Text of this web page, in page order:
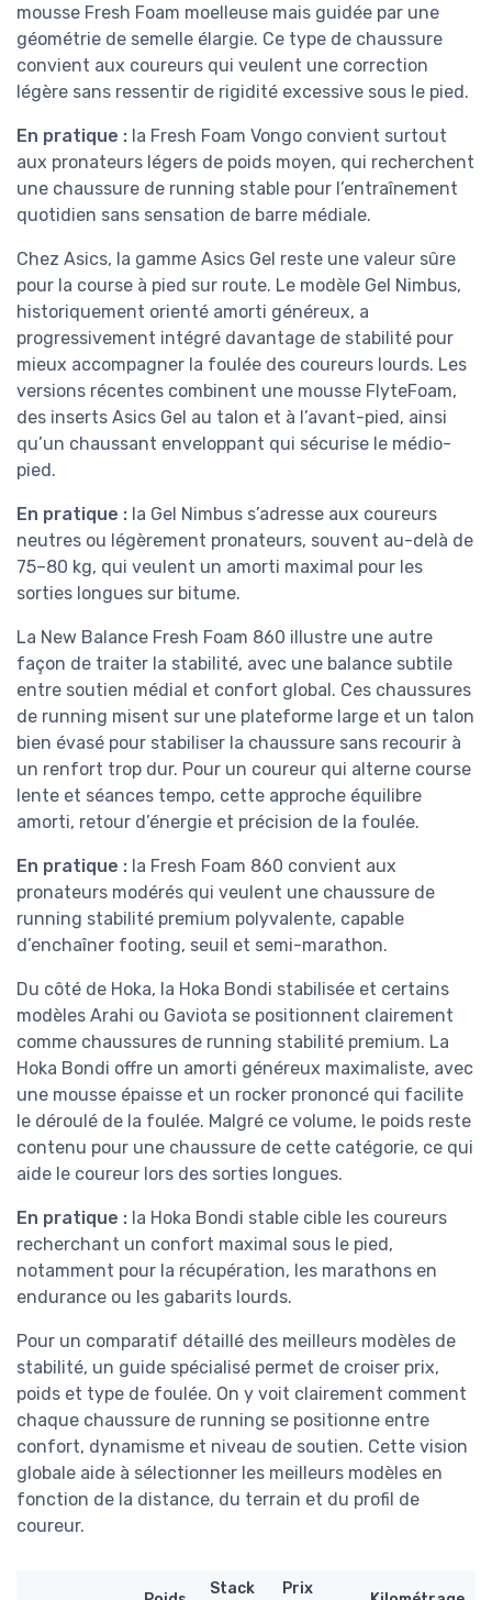
mousse Fresh Foam moelleuse mais guidée par une
géométrie de semelle élargie. Ce type de chaussure
convient aux coureurs qui veulent une correction
légère sans ressentir de rigidité excessive sous le pied.
En pratique : la Fresh Foam Vongo convient surtout
aux pronateurs légers de poids moyen, qui recherchent
une chaussure de running stable pour l’entraînement
quotidien sans sensation de barre médiale.
Chez Asics, la gamme Asics Gel reste une valeur sûre
pour la course à pied sur route. Le modèle Gel Nimbus,
historiquement orienté amorti généreux, a
progressivement intégré davantage de stabilité pour
mieux accompagner la foulée des coureurs lourds. Les
versions récentes combinent une mousse FlyteFoam,
des inserts Asics Gel au talon et à l’avant-pied, ainsi
qu’un chaussant enveloppant qui sécurise le médio-
pied.
En pratique : la Gel Nimbus s’adresse aux coureurs
neutres ou légèrement pronateurs, souvent au-delà de
75–80 kg, qui veulent un amorti maximal pour les
sorties longues sur bitume.
La New Balance Fresh Foam 860 illustre une autre
façon de traiter la stabilité, avec une balance subtile
entre soutien médial et confort global. Ces chaussures
de running misent sur une plateforme large et un talon
bien évasé pour stabiliser la chaussure sans recourir à
un renfort trop dur. Pour un coureur qui alterne course
lente et séances tempo, cette approche équilibre
amorti, retour d’énergie et précision de la foulée.
En pratique : la Fresh Foam 860 convient aux
pronateurs modérés qui veulent une chaussure de
running stabilité premium polyvalente, capable
d’enchaîner footing, seuil et semi-marathon.
Du côté de Hoka, la Hoka Bondi stabilisée et certains
modèles Arahi ou Gaviota se positionnent clairement
comme chaussures de running stabilité premium. La
Hoka Bondi offre un amorti généreux maximaliste, avec
une mousse épaisse et un rocker prononcé qui facilite
le déroulé de la foulée. Malgré ce volume, le poids reste
contenu pour une chaussure de cette catégorie, ce qui
aide le coureur lors des sorties longues.
En pratique : la Hoka Bondi stable cible les coureurs
recherchant un confort maximal sous le pied,
notamment pour la récupération, les marathons en
endurance ou les gabarits lourds.
Pour un comparatif détaillé des meilleurs modèles de
stabilité, un guide spécialisé permet de croiser prix,
poids et type de foulée. On y voit clairement comment
chaque chaussure de running se positionne entre
confort, dynamisme et niveau de soutien. Cette vision
globale aide à sélectionner les meilleurs modèles en
fonction de la distance, du terrain et du profil de
coureur.
Stack
Prix